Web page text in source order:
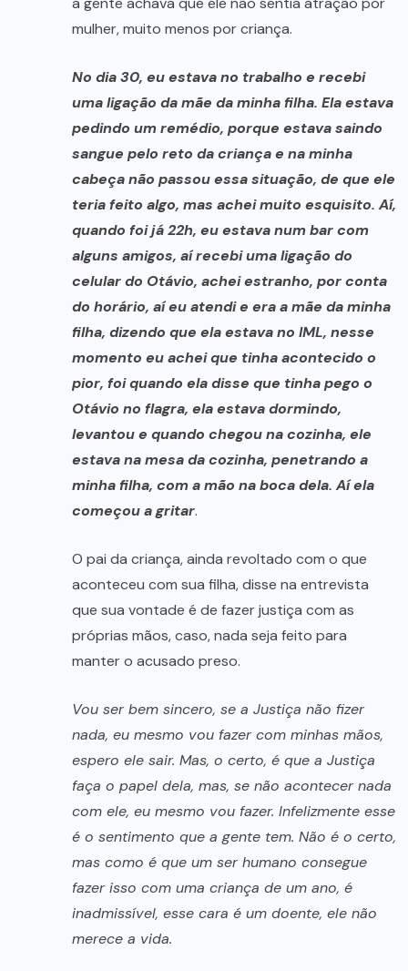
mulher, muito menos por criança.
No dia 30, eu estava no trabalho e recebi
uma ligação da mãe da minha filha. Ela estava
pedindo um remédio, porque estava saindo
sangue pelo reto da criança e na minha
cabeça não passou essa situação, de que ele
teria feito algo, mas achei muito esquisito. Aí,
quando foi já 22h, eu estava num bar com
alguns amigos, aí recebi uma ligação do
celular do Otávio, achei estranho, por conta
do horário, aí eu atendi e era a mãe da minha
filha, dizendo que ela estava no IML, nesse
momento eu achei que tinha acontecido o
pior, foi quando ela disse que tinha pego o
Otávio no flagra, ela estava dormindo,
levantou e quando chegou na cozinha, ele
estava na mesa da cozinha, penetrando a
minha filha, com a mão na boca dela. Aí ela
começou a gritar.
O pai da criança, ainda revoltado com o que
aconteceu com sua filha, disse na entrevista
que sua vontade é de fazer justiça com as
próprias mãos, caso, nada seja feito para
manter o acusado preso.
Vou ser bem sincero, se a Justiça não fizer
nada, eu mesmo vou fazer com minhas mãos,
espero ele sair. Mas, o certo, é que a Justiça
faça o papel dela, mas, se não acontecer nada
com ele, eu mesmo vou fazer. Infelizmente esse
é o sentimento que a gente tem. Não é o certo,
mas como é que um ser humano consegue
fazer isso com uma criança de um ano, é
inadmissível, esse cara é um doente, ele não
merece a vida.